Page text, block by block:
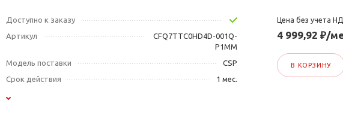
Доступно к заказу
Артикул
CFQ7TTC0HD4D-001Q-
P1MM
Модель поставки
CSP
Срок действия
1 мес.
Цена без учета
4 999,92 ₽/
В КОРЗИНУ